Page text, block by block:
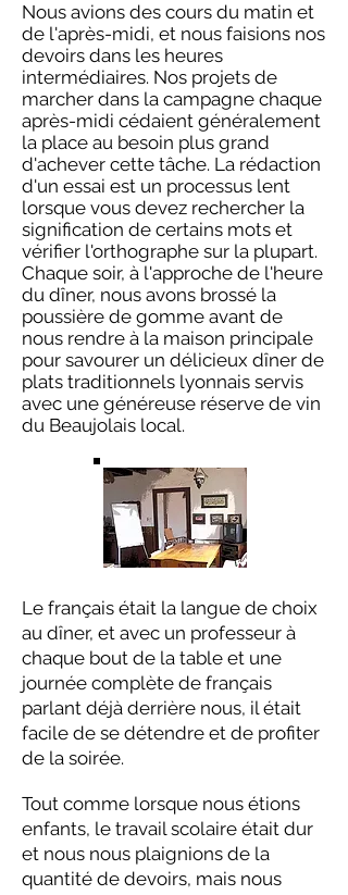
Nous avions des cours du matin et
de l'après-midi, et nous faisions nos
devoirs dans les heures
intermédiaires. Nos projets de
marcher dans la campagne chaque
après-midi cédaient généralement
la place au besoin plus grand
d'achever cette tâche. La rédaction
d'un essai est un processus lent
lorsque vous devez rechercher la
signification de certains mots et
vérifier l'orthographe sur la plupart.
Chaque soir, à l'approche de l'heure
du dîner, nous avons brossé la
poussière de gomme avant de
nous rendre à la maison principale
pour savourer un délicieux dîner de
plats traditionnels lyonnais servis
avec une généreuse réserve de vin
du Beaujolais local.
Le français était la langue de choix
au dîner, et avec un professeur à
chaque bout de la table et une
journée complète de français
parlant déjà derrière nous, il était
facile de se détendre et de profiter
de la soirée.
Tout comme lorsque nous étions
enfants, le travail scolaire était dur
et nous nous plaignions de la
quantité de devoirs, mais nous